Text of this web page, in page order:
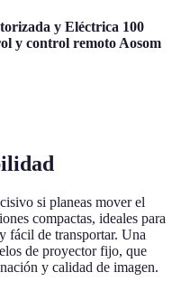
y Eléctrica 100
y control remoto Aosom
si planeas mover el
compactas, ideales para
fácil de transportar. Una
de proyector fijo, que
y calidad de imagen.